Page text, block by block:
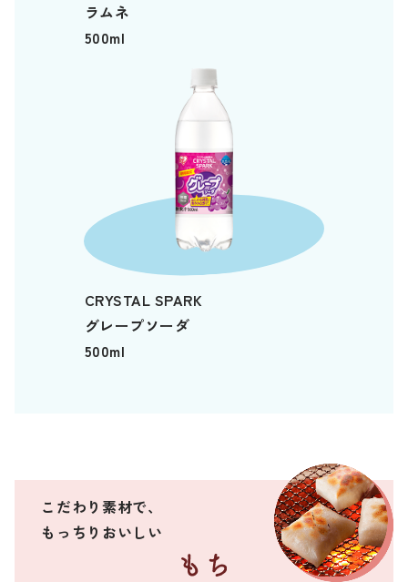
ラムネ
500ml
CRYSTAL SPARK
グレープソーダ
500ml
こだわり素材で、
もっちりおいしい